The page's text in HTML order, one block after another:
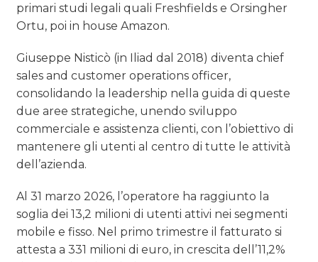
primari studi legali quali Freshfields e Orsingher
Ortu, poi in house Amazon.
Giuseppe Nisticò (in Iliad dal 2018) diventa chief
sales and customer operations officer,
consolidando la leadership nella guida di queste
due aree strategiche, unendo sviluppo
commerciale e assistenza clienti, con l’obiettivo di
mantenere gli utenti al centro di tutte le attività
dell’azienda.
Al 31 marzo 2026, l’operatore ha raggiunto la
soglia dei 13,2 milioni di utenti attivi nei segmenti
mobile e fisso. Nel primo trimestre il fatturato si
attesta a 331 milioni di euro, in crescita dell’11,2%